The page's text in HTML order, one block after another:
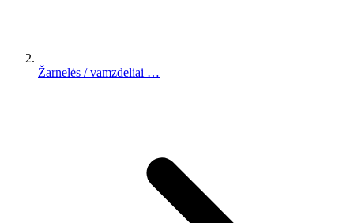
Žarnelės / vamzdeliai …